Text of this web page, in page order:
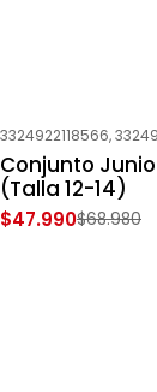
-30%OFF
Nuevo
3324922118566,
Conjunto
(Talla 12-14)
$47.990$68.980